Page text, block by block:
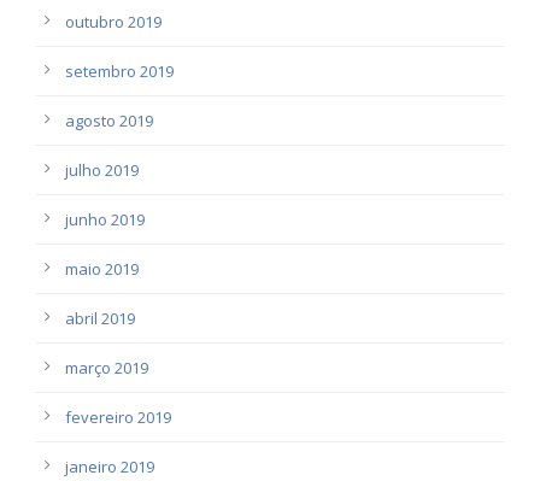
outubro 2019
setembro 2019
agosto 2019
julho 2019
junho 2019
maio 2019
abril 2019
março 2019
fevereiro 2019
janeiro 2019